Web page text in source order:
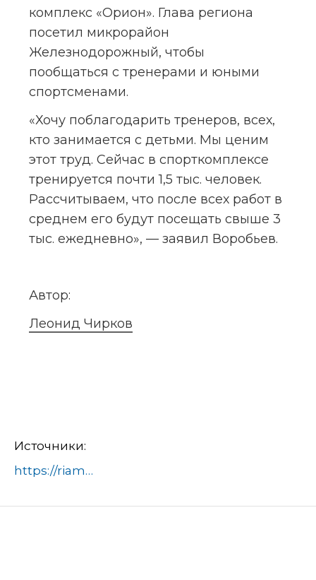
комплекс «Орион». Глава региона
посетил микрорайон
Железнодорожный, чтобы
пообщаться с тренерами и юными
спортсменами.
«Хочу поблагодарить тренеров, всех,
кто занимается с детьми. Мы ценим
этот труд. Сейчас в спорткомплексе
тренируется почти 1,5 тыс. человек.
Рассчитываем, что после всех работ в
среднем его будут посещать свыше 3
тыс. ежедневно», — заявил Воробьев.
Автор:
Леонид Чирков
Источники:
https://riamo.ru/news/obschestvo/shkolniki-iz-balashihi-posetili-proizvodstvo-kompanii-olma-10-dekabrja/